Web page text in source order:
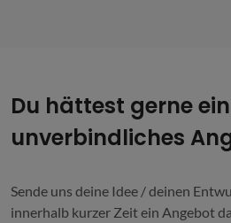
Du hättest gerne ein
unverbindliches
Sende uns deine Idee / deinen
innerhalb kurzer Zeit ein Angebot